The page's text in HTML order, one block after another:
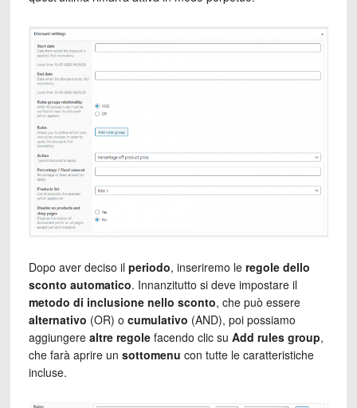
Dopo aver deciso il periodo, inseriremo le regole dello
sconto automatico. Innanzitutto si deve impostare il
metodo di inclusione nello sconto, che può essere
alternativo (OR) o cumulativo (AND), poi possiamo
aggiungere altre regolefacendo clic su Add rules group,
che farà aprire un sottomenu con tutte le caratteristiche
incluse.